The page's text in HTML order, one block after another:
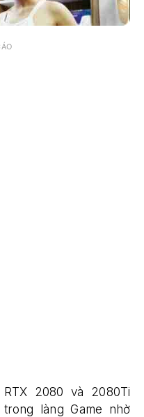
2080 và 2080Ti
làng Game nhờ